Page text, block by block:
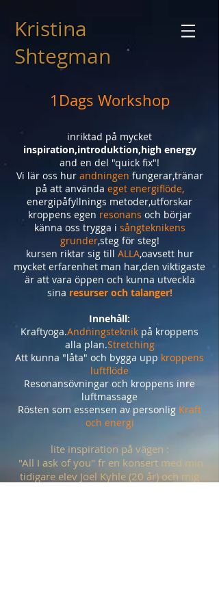
Kristina
Shtegman
1Dags Workshop
inriktad på mycket
inspiration,introduktion,high energy
and en del "quick fix"!
Vi lär oss hur andningen fungerar,tränar
på att använda eget energiflöde,
energipåfyllnings metoder,utforskar
kroppens egen resonans och börjar
känna oss trygga i sångteknikens
grunder,steg för steg!
kursen riktar sig till ALLA,oavsett hur
mycket erfarenhet man har,den viktigaste
är att vara öppen och kunna utveckla
sina resurser och talanger!
Innehåll:
Kraftyoga.Andningsteknik på kroppens
alla plan.Stretching
Att kunna "låta" och bygga upp kroppens
luftflöde
Resonansövningar och kroppens inre
luftmassage
Rösten som essensen av personlig Kraft
och energi
lite inspiration på vägen :
"All I ask of you" fr en konsert med min
tidigare elev Joel Kyhle (20 år) och mig